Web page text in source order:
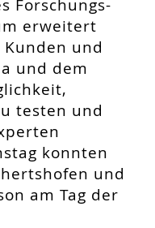
Forschungs-
erweitert
und
und dem
testen und
konnten
und
am Tag der